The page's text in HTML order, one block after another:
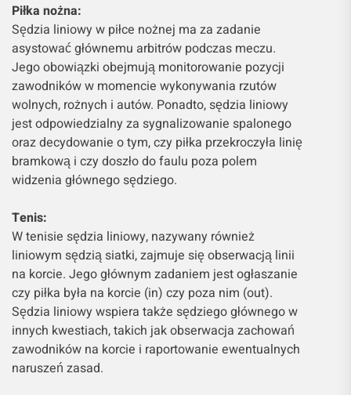
Piłka nożna:
Sędzia liniowy w piłce nożnej ma za zadanie
asystować głównemu arbitrów podczas meczu.
Jego obowiązki obejmują monitorowanie pozycji
zawodników w momencie wykonywania rzutów
wolnych, rożnych i autów. Ponadto, sędzia liniowy
jest odpowiedzialny za sygnalizowanie spalonego
oraz decydowanie o tym, czy piłka przekroczyła linię
bramkową i czy doszło do faulu poza polem
widzenia głównego sędziego.
Tenis:
W tenisie sędzia liniowy, nazywany również
liniowym sędzią siatki, zajmuje się obserwacją linii
na korcie. Jego głównym zadaniem jest ogłaszanie
czy piłka była na korcie (in) czy poza nim (out).
Sędzia liniowy wspiera także sędziego głównego w
innych kwestiach, takich jak obserwacja zachowań
zawodników na korcie i raportowanie ewentualnych
naruszeń zasad.